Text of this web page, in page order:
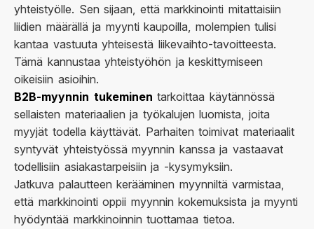
yhteistyölle. Sen sijaan, että markkinointi mitattaisiin
liidien määrällä ja myynti kaupoilla, molempien tulisi
kantaa vastuuta yhteisestä liikevaihto-tavoitteesta.
Tämä kannustaa yhteistyöhön ja keskittymiseen
oikeisiin asioihin.
B2B-myynnin tukeminen tarkoittaa käytännössä
sellaisten materiaalien ja työkalujen luomista, joita
myyjät todella käyttävät. Parhaiten toimivat materiaalit
syntyvät yhteistyössä myynnin kanssa ja vastaavat
todellisiin asiakastarpeisiin ja -kysymyksiin.
Jatkuva palautteen kerääminen myynniltä varmistaa,
että markkinointi oppii myynnin kokemuksista ja myynti
hyödyntää markkinoinnin tuottamaa tietoa.